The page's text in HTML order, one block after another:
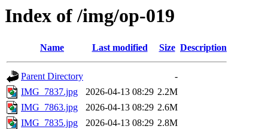
Index of /img/op-019
Name Last modified Size Description
Parent Directory
-
IMG_7837.jpg
2026-04-13 08:29 2.2M
IMG_7863.jpg
2026-04-13 08:29 2.6M
IMG_7835.jpg
2026-04-13 08:29 2.8M